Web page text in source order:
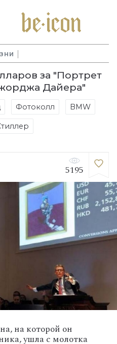
за "Портрет
Дайера"
Фотоколл BMW
5195
на которой он
ушла с молотка